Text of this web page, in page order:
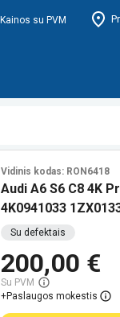
Kainos su PVM
Vidinis kodas: RON6418
Audi A6 S6 C8 4K
4K0941033
Su defektais
200,00 €
Su PVM
+Paslaugos mokestis